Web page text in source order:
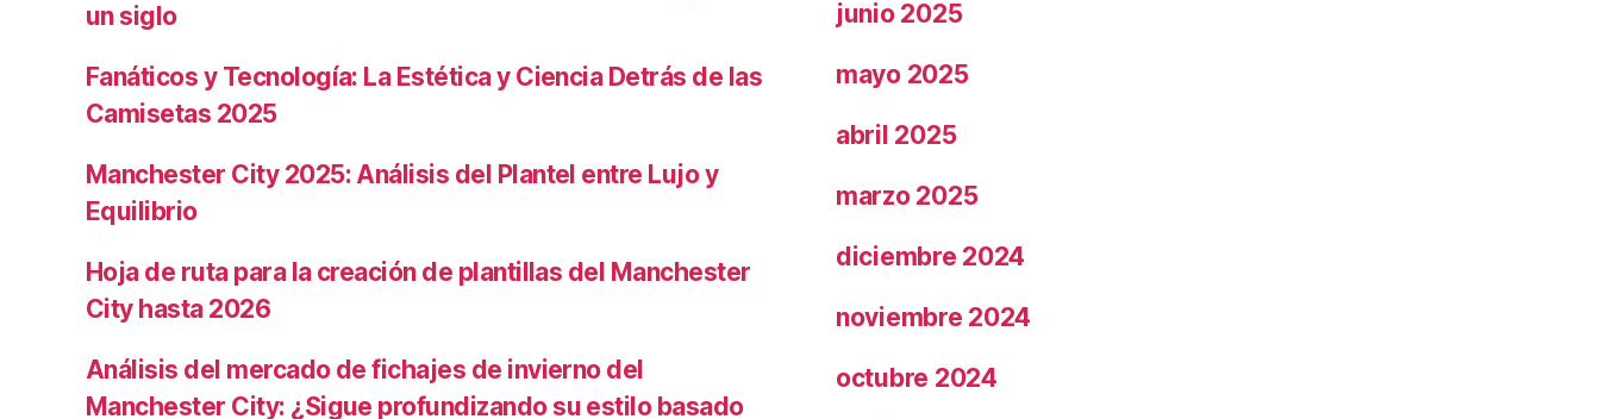
un siglo
Fanáticos y Tecnología: La Estética y Ciencia Detrás de las
Camisetas 2025
Manchester City 2025: Análisis del Plantel entre Lujo y
Equilibrio
Hoja de ruta para la creación de plantillas del Manchester
City hasta 2026
Análisis del mercado de fichajes de invierno del
Manchester City: ¿Sigue profundizando su estilo basado
junio 2025
mayo 2025
abril 2025
marzo 2025
diciembre 2024
noviembre 2024
octubre 2024